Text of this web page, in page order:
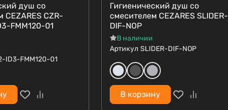
душ со
CEZARES CZR-
FMM120-01
ID3-FMM120-01
Гигиенический душ со
смесителем CEZARES SLIDER-
DIF-NOP
В наличии
Артикул SLIDER-DIF-NOP
В корзину